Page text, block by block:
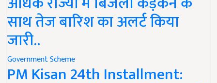
साथ तेज बारिश का अलर्ट किया
जारी..
Government Scheme
PM Kisan 24th Installment: